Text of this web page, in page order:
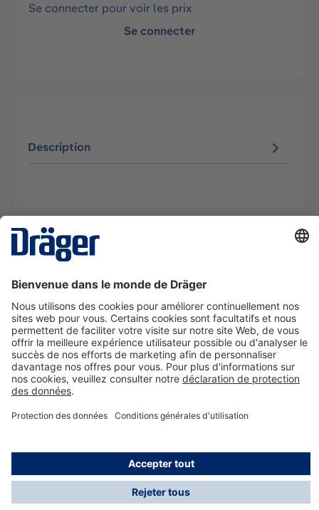
Se connecter pour voir les prix
Se connecter
Description
La technologie
Nous contacter
A propos de Dräger
Informations
*Les taxes et les frais d'expédition ne sont pas inclus
dans les prix indiqués, sauf mention contraire. Des frais